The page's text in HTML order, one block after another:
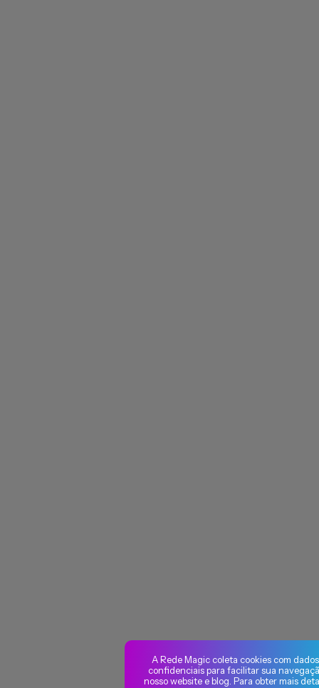
A Rede Magic coleta cookies com
confidenciais para facilitar sua
nosso website e blog. Para obter mais